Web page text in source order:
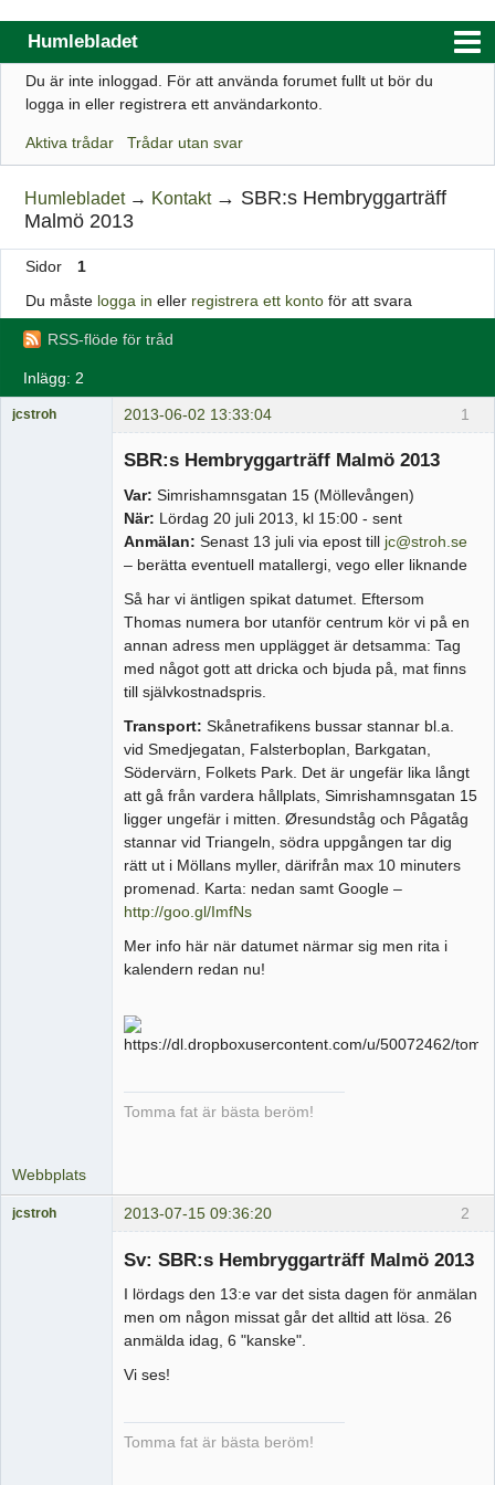
Humlebladet
Index
Regler
Sök
Registrera ett konto
Webbutik
Du är inte inloggad. För att använda forumet fullt ut bör du
logga in eller registrera ett användarkonto.
Aktiva trådar Trådar utan svar
Humlebladet → Kontakt → SBR:s Hembryggarträff
Malmö 2013
Sidor
1
Du måste logga in eller registrera ett kontoför att svara
RSS-flöde för tråd
Inlägg: 2
1
jcstroh 2013-06-02 13:33:04
SBR:s Hembryggarträff Malmö 2013
Var: Simrishamnsgatan 15 (Möllevången)
När: Lördag 20 juli 2013, kl 15:00 - sent
Anmälan: Senast 13 juli via epost till jc@stroh.se
– berätta eventuell matallergi, vego eller liknande
Så har vi äntligen spikat datumet. Eftersom
Thomas numera bor utanför centrum kör vi på en
annan adress men upplägget är detsamma: Tag
med något gott att dricka och bjuda på, mat finns
till självkostnadspris.
Transport: Skånetrafikens bussar stannar bl.a.
vid Smedjegatan, Falsterboplan, Barkgatan,
Södervärn, Folkets Park. Det är ungefär lika långt
att gå från vardera hållplats, Simrishamnsgatan 15
ligger ungefär i mitten. Øresundståg och Pågatåg
stannar vid Triangeln, södra uppgången tar dig
rätt ut i Möllans myller, därifrån max 10 minuters
promenad. Karta: nedan samt Google –
http://goo.gl/ImfNs
Mer info här när datumet närmar sig men rita i
kalendern redan nu!
Tomma fat är bästa beröm!
Webbplats
2
jcstroh 2013-07-15 09:36:20
Sv: SBR:s Hembryggarträff Malmö 2013
I lördags den 13:e var det sista dagen för anmälan
men om någon missat går det alltid att lösa. 26
anmälda idag, 6 "kanske".
Vi ses!
Tomma fat är bästa beröm!